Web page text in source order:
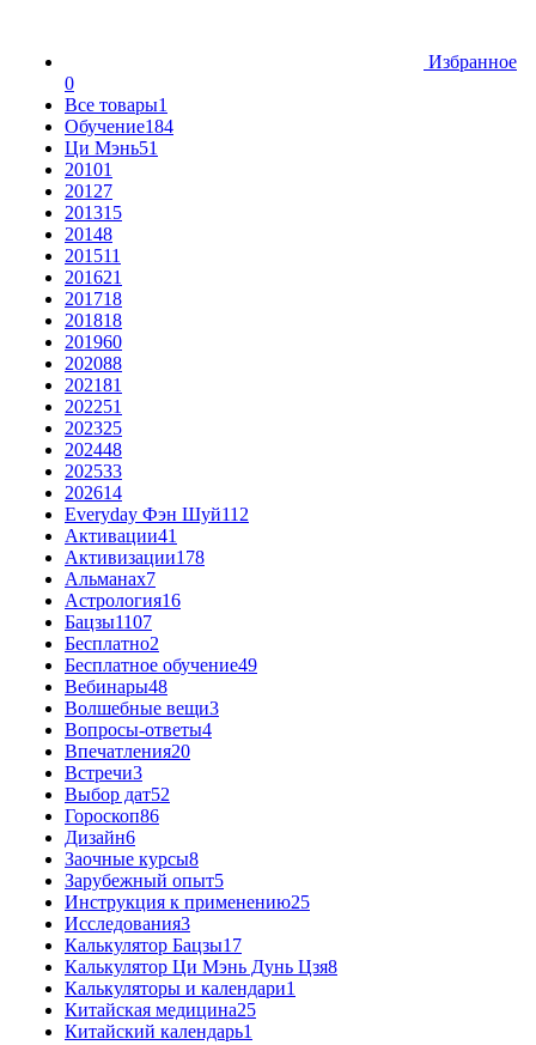
Избранное
0
Все товары1
Обучение184
Ци Мэнь51
20101
20127
201315
20148
201511
201621
201718
201818
201960
202088
202181
202251
202325
202448
202533
202614
Everyday Фэн Шуй112
Активации41
Активизации178
Альманах7
Астрология16
Бацзы1107
Бесплатно2
Бесплатное обучение49
Вебинары48
Волшебные вещи3
Вопросы-ответы4
Впечатления20
Встречи3
Выбор дат52
Гороскоп86
Дизайн6
Заочные курсы8
Зарубежный опыт5
Инструкция к применению25
Исследования3
Калькулятор Бацзы17
Калькулятор Ци Мэнь Дунь Цзя8
Калькуляторы и календари1
Китайская медицина25
Китайский календарь1